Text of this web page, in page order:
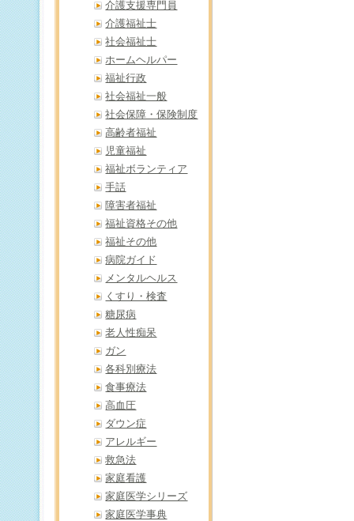
介護支援専門員
介護福祉士
社会福祉士
ホームヘルパー
福祉行政
社会福祉一般
社会保障・保険制度
高齢者福祉
児童福祉
福祉ボランティア
手話
障害者福祉
福祉資格その他
福祉その他
病院ガイド
メンタルヘルス
くすり・検査
糖尿病
老人性痴呆
ガン
各科別療法
食事療法
高血圧
ダウン症
アレルギー
救急法
家庭看護
家庭医学シリーズ
家庭医学事典